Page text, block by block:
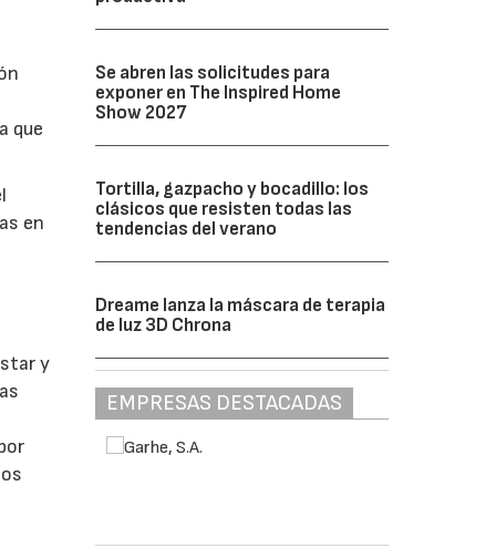
que
en
y
Se abren las solicitudes para
exponer en The Inspired Home
Show 2027
Tortilla, gazpacho y bocadillo: los
clásicos que resisten todas las
tendencias del verano
Dreame lanza la máscara de terapia
de luz 3D Chrona
EMPRESAS DESTACADAS